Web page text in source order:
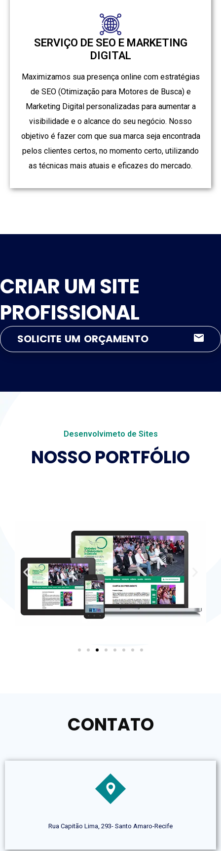
SERVIÇO DE SEO E MARKETING
DIGITAL
Maximizamos sua presença online com estratégias
de SEO (Otimização para Motores de Busca) e
Marketing Digital personalizadas para aumentar a
visibilidade e o alcance do seu negócio. Nosso
objetivo é fazer com que sua marca seja encontrada
pelos clientes certos, no momento certo, utilizando
as técnicas mais atuais e eficazes do mercado.
CRIAR UM SITE
PROFISSIONAL
SOLICITE UM ORÇAMENTO
Desenvolvimeto de Sites
NOSSO PORTFÓLIO
CONTATO
Rua Capitão Lima, 293- Santo Amaro-Recife